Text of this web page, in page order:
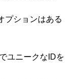
プションはある
ユニークなIDを